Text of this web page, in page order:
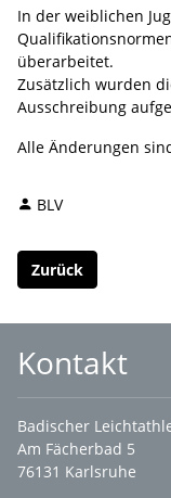
In der weiblichen
überarbeitet.
Zusätzlich wurden
Ausschreibung
Alle Änderungen
BLV
Zurück
Kontakt
Badischer
Am Fächerbad 5
76131 Karlsruhe